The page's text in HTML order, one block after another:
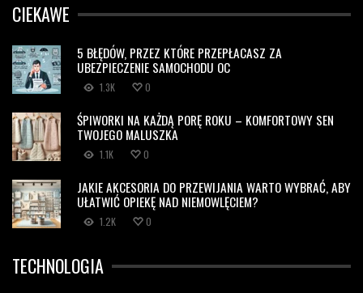
CIEKAWE
5 BŁĘDÓW, PRZEZ KTÓRE PRZEPŁACASZ ZA
UBEZPIECZENIE SAMOCHODU OC
1.3K 0
ŚPIWORKI NA KAŻDĄ PORĘ ROKU – KOMFORTOWY SEN
TWOJEGO MALUSZKA
1.1K 0
JAKIE AKCESORIA DO PRZEWIJANIA WARTO WYBRAĆ, ABY
UŁATWIĆ OPIEKĘ NAD NIEMOWLĘCIEM?
1.2K 0
TECHNOLOGIA